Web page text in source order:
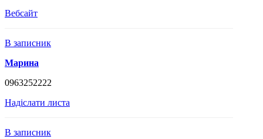
Вебсайт
В записник
Марина
0963252222
Надіслати листа
В записник